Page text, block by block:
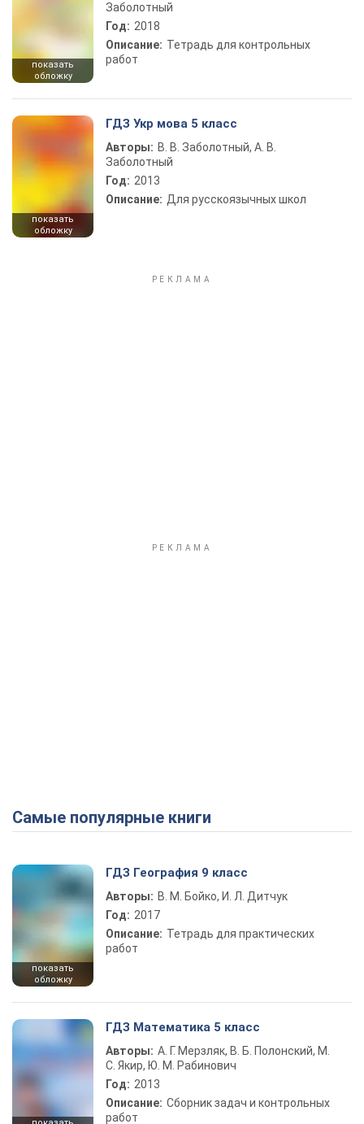
показать
обложку
Заболотный
Год: 2018
Описание: Тетрадь для контрольных
работ
показать
обложку
ГДЗ Укр мова 5 класс
Авторы: В. В. Заболотный, А. В.
Заболотный
Год: 2013
Описание: Для русскоязычных школ
Самые популярные книги
показать
обложку
ГДЗ География 9 класс
Авторы: В. М. Бойко, И. Л. Дитчук
Год: 2017
Описание: Тетрадь для практических
работ
ГДЗ Математика 5 класс
Авторы: А. Г. Мерзляк, В. Б. Полонский, М.
С. Якир, Ю. М. Рабинович
Год: 2013
Описание: Сборник задач и контрольных
работ